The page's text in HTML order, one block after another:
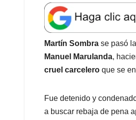
a
t
s
A
p
p
e
b
o
o
k
k
e
d
I
n
l
Martín Sombra se pasó
Manuel Marulanda,
cruel carcelero que se
Fue detenido y
a buscar rebaja de pena